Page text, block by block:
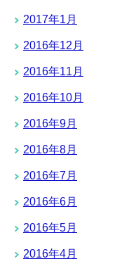
2017年1月
2016年12月
2016年11月
2016年10月
2016年9月
2016年8月
2016年7月
2016年6月
2016年5月
2016年4月